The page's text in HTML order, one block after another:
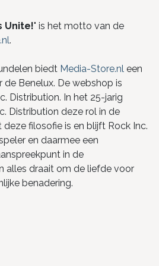
Unite!" is het motto van de
.
biedt Media-Store.nl een
Benelux. De webshop is
Distribution. In het 25-jarig
Distribution deze rol in de
deze filosofie is en blijft Rock Inc.
en daarmee een
in de
alles draait om de liefde voor
benadering.